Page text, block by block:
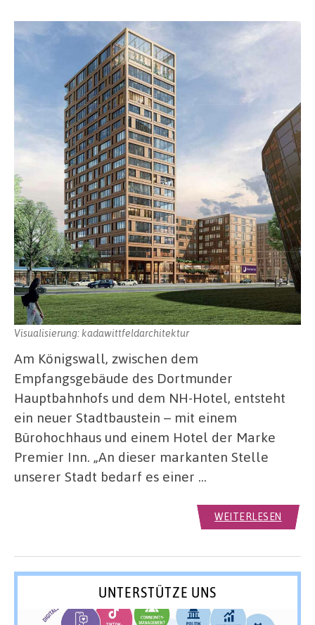
Visualisierung: kadawittfeldarchitektur
Am Königswall, zwischen dem
Empfangsgebäude des Dortmunder
Hauptbahnhofs und dem NH-Hotel, entsteht
ein neuer Stadtbaustein – mit einem
Bürohochhaus und einem Hotel der Marke
Premier Inn. „An dieser markanten Stelle
unserer Stadt bedarf es einer …
WEITERLESEN
UNTERSTÜTZE UNS